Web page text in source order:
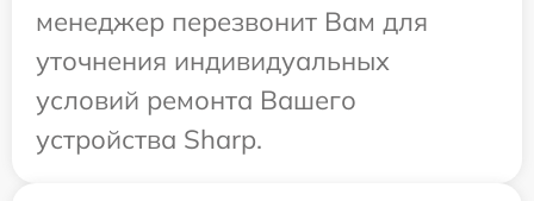
менеджер перезвонит Вам для
уточнения индивидуальных
условий ремонта Вашего
устройства Sharp.